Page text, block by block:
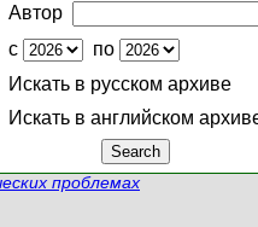
Автор
с
по
Искать в русском архиве
Искать в английском
проблемах